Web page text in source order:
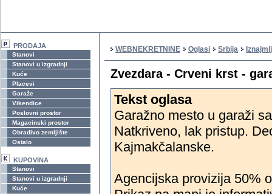
PRODAJA
Stanovi
Stanovi u izgradnji
Kuće
Placevi
Garaže
Vikendice
Poslovni prostor
Magacinski prostor
Obradivo zemljište
Ostalo
KUPOVINA
Stanovi
Stanovi u izgradnji
Kuće
WEBNEKRETNINE Oglasi Srbija
Zvezdara - Crveni krst -
Tekst oglasa
Garažno mesto u garaži
Natkriveno, lak pristup.
Kajmakčalanske.
Agencijska provizija 50%